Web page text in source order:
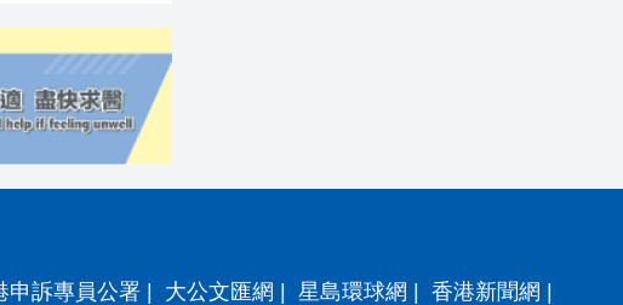
申訴專員公署 大公文匯網 星島環球網 香港新聞網